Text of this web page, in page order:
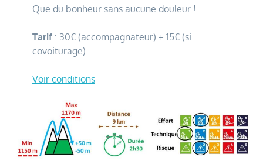
Que du bonheur sans aucune douleur !
Tarif: 30€ (accompagnateur) + 15€ (si
covoiturage)
Voir conditions